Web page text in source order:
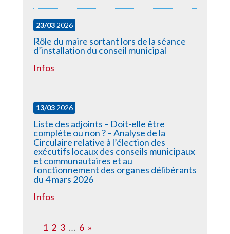
23/032026
Rôle du maire sortant lors de la séance
d’installation du conseil municipal
Infos
13/032026
Liste des adjoints – Doit-elle être
complète ou non ? – Analyse de la
Circulaire relative à l’élection des
exécutifs locaux des conseils municipaux
et communautaires et au
fonctionnement des organes délibérants
du 4 mars 2026
Infos
1 2 3 … 6 »